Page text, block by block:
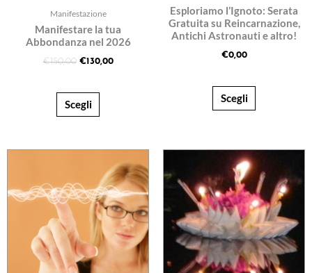
Manifestazione
Manifestare la tua
Abbondanza nel 2026
€150,00 €130,00
Scegli
Esploriamo l’Ignoto: Serata
Gratuita su Reincarnazione,
Antichi Astronauti e altro!
€0,00
Scegli